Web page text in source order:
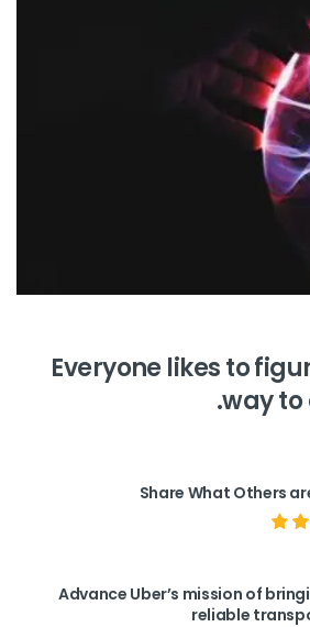
Everyone likes to
way to
Share What Others
Advance Uber’s mission of
reliable